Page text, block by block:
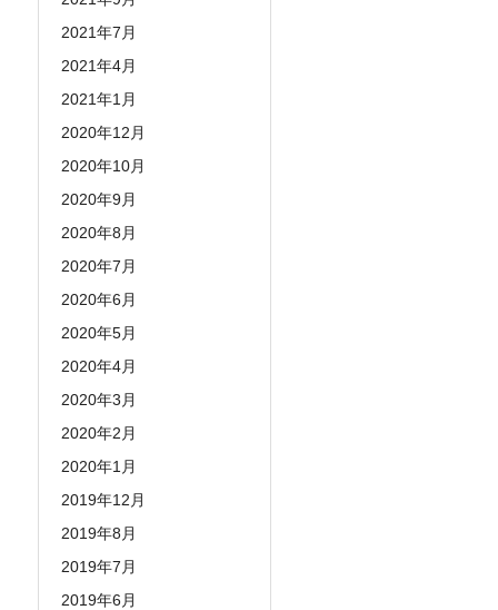
2021年7月
2021年4月
2021年1月
2020年12月
2020年10月
2020年9月
2020年8月
2020年7月
2020年6月
2020年5月
2020年4月
2020年3月
2020年2月
2020年1月
2019年12月
2019年8月
2019年7月
2019年6月